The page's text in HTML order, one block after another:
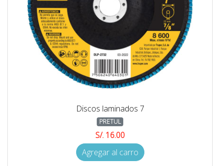
Discos laminados 7
PRETUL
S/. 16.00
Agregar al carro